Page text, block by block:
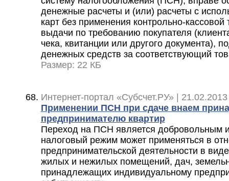
денежные расчеты и (или) расчеты с
карт без применения контрольно-кассовой
выдачи по требованию покупателя
чека, квитанции или другого документа),
денежных средств за соответствующий
Размер: 22 КБ
Интернет-портал «Субсчет.РУ» |
Применении ПСН при сдаче внаем
предпринимателю квартир
Переход на ПСН является добровольным
налоговый режим может применяться в
предпринимательской деятельности в
жилых и нежилых помещений, дач,
принадлежащих индивидуальному